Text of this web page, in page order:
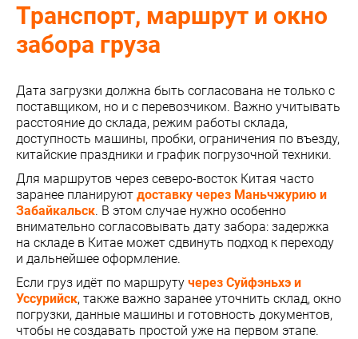
Транспорт, маршрут и окно
забора груза
Дата загрузки должна быть согласована не только с
поставщиком, но и с перевозчиком. Важно учитывать
расстояние до склада, режим работы склада,
доступность машины, пробки, ограничения по въезду,
китайские праздники и график погрузочной техники.
Для маршрутов через северо-восток Китая часто
заранее планируют доставку через Маньчжурию и
Забайкальск. В этом случае нужно особенно
внимательно согласовывать дату забора: задержка
на складе в Китае может сдвинуть подход к переходу
и дальнейшее оформление.
Если груз идёт по маршруту через Суйфэньхэ и
Уссурийск, также важно заранее уточнить склад, окно
погрузки, данные машины и готовность документов,
чтобы не создавать простой уже на первом этапе.